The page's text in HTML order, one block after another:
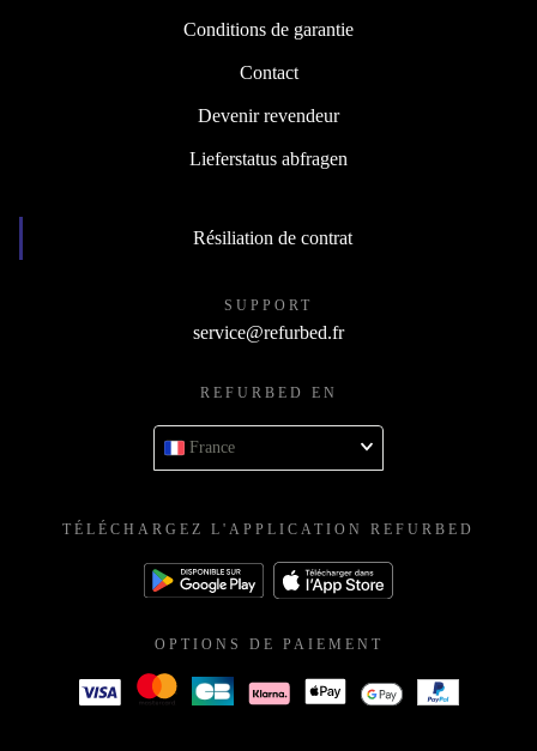
Conditions de garantie
Contact
Devenir revendeur
Lieferstatus abfragen
Résiliation de contrat
SUPPORT
service@refurbed.fr
REFURBED EN
France
TÉLÉCHARGEZ L'APPLICATION REFURBED
OPTIONS DE PAIEMENT